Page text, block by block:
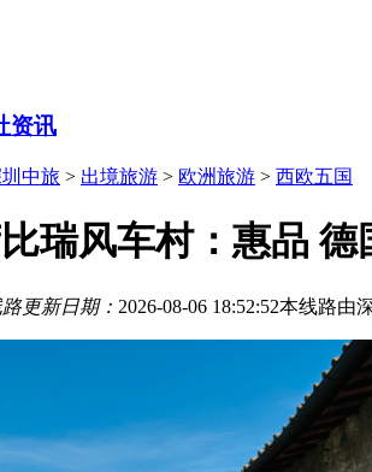
资讯
中旅 > 出境旅游 > 欧洲旅游 > 西欧五国
瑞风车村：惠品 德
更新日期： 2026-08-06 18:52:52本线路由